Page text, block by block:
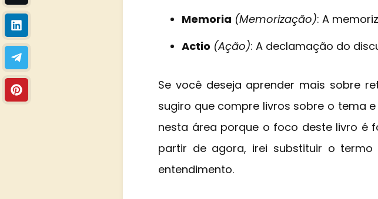
Memoria (Memorização): A
Actio (Ação): A declamação do
Se você deseja aprender mais sobre
sugiro que compre livros sobre o tema
nesta área porque o foco deste livro é
partir de agora, irei substituir o termo
entendimento.